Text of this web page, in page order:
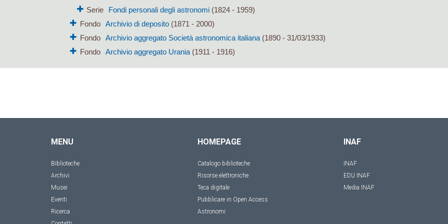
Serie
Fondi personali degli astronomi(1824 - 1959)
Fondo
Archivio di deposito(1871 - 2000)
Fondo
Archivio aggregato Società astronomica italiana(1890 - 31/03/1933)
Fondo
Archivio aggregato Urania(1911 - 1916)
MENU
Biblioteche
Archivi
Musei
Eventi
Ricerca
HOMEPAGE
Catalogo biblioteche
Risorse elettroniche
Teca digitale
Pubblicare in Open Access
Astronomi
INAF
INAF
EDU INAF
Media INAF